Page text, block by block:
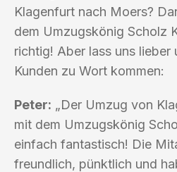
Klagenfurt nach Moers?
dem Umzugskönig Scholz
richtig! Aber lass uns lieber
Kunden zu Wort kommen:
Peter: „Der Umzug von
mit dem Umzugskönig
einfach fantastisch! Die
freundlich, pünktlich und